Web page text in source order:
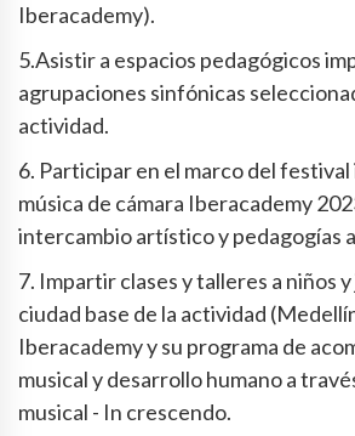
Iberacademy).
5.Asistir a espacios pedagógicos
agrupaciones sinfónicas
actividad.
6. Participar en el marco del
música de cámara Iberacademy
intercambio artístico y pedagogías
7. Impartir clases y talleres a niños
ciudad base de la actividad
Iberacademy y su programa de
musical y desarrollo humano a
musical - In crescendo.